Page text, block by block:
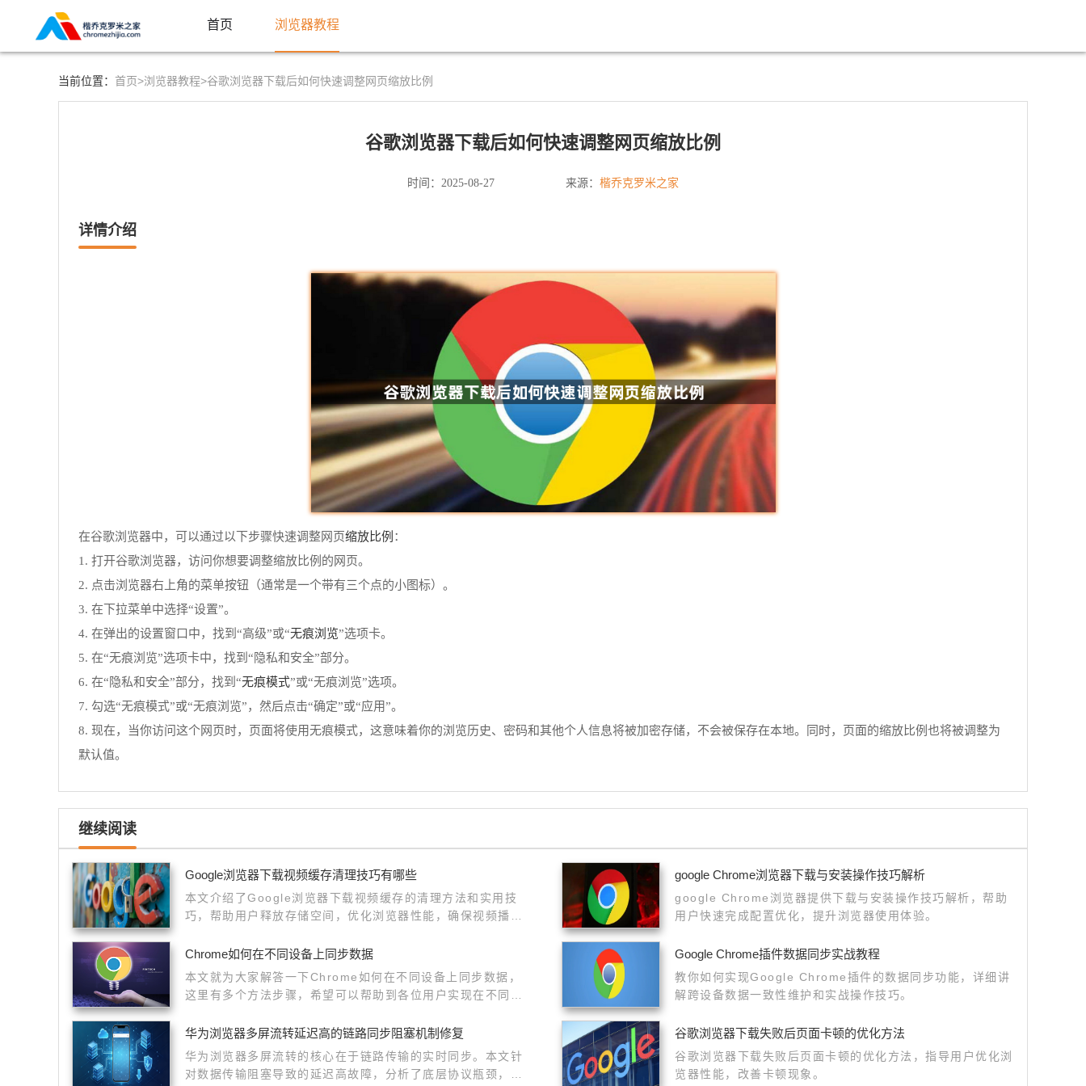
首页 浏览器教程
当前位置： 首页>浏览器教程>谷歌浏览器下载后如何快速调整网页缩放比例
谷歌浏览器下载后如何快速调整网页缩放比例
时间：2025-08-27 来源： 楷乔克罗米之家
详情介绍
在谷歌浏览器中，可以通过以下步骤快速调整网页缩放比例 ：
1. 打开谷歌浏览器，访问你想要调整缩放比例的网页。
2. 点击浏览器右上角的菜单按钮（通常是一个带有三个点的小图标）。
3. 在下拉菜单中选择“设置”。
4. 在弹出的设置窗口中，找到“高级”或“无痕浏览”选项卡。
5. 在“无痕浏览”选项卡中，找到“隐私和安全”部分。
6. 在“隐私和安全”部分，找到“无痕模式”或“无痕浏览”选项。
7. 勾选“无痕模式”或“无痕浏览”，然后点击“确定”或“应用”。
8. 现在，当你访问这个网页时，页面将使用无痕模式，这意味着你的浏览历史、密码和其他个人信息将被加密存储，不会被保存在本地。同时，页面的缩放比例也将被调整为
默认值。
继续阅读
Google浏览器下载视频缓存清理技巧有哪些
本文介绍了Google浏览器下载视频缓存的清理方法和实用技
巧，帮助用户释放存储空间，优化浏览器性能，确保视频播放
google Chrome浏览器下载与安装操作技巧解析
google Chrome浏览器提供下载与安装操作技巧解析，帮助
用户快速完成配置优化，提升浏览器使用体验。
Chrome如何在不同设备上同步数据
本文就为大家解答一下Chrome如何在不同设备上同步数据，
这里有多个方法步骤，希望可以帮助到各位用户实现在不同设
Google Chrome插件数据同步实战教程
教你如何实现Google Chrome插件的数据同步功能，详细讲
解跨设备数据一致性维护和实战操作技巧。
华为浏览器多屏流转延迟高的链路同步阻塞机制修复
华为浏览器多屏流转的核心在于链路传输的实时同步。本文针
对数据传输阻塞导致的延迟高故障，分析了底层协议瓶颈，提
谷歌浏览器下载失败后页面卡顿的优化方法
谷歌浏览器下载失败后页面卡顿的优化方法，指导用户优化浏
览器性能，改善卡顿现象。